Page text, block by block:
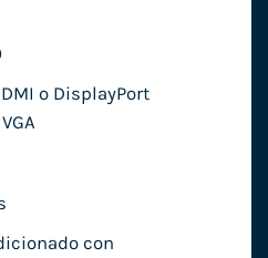
o DisplayPort
con